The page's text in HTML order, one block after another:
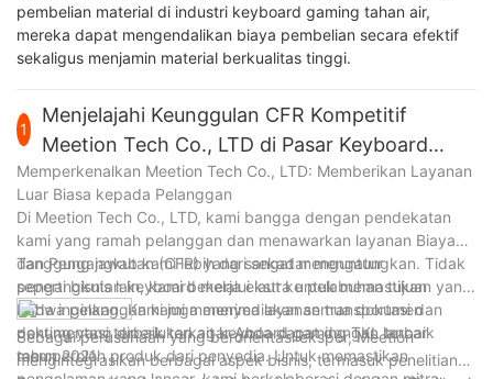
pembelian material di industri keyboard gaming tahan air,
mereka dapat mengendalikan biaya pembelian secara efektif
sekaligus menjamin material berkualitas tinggi.
1
Menjelajahi Keunggulan CFR Kompetitif
Meetion Tech Co., LTD di Pasar Keyboard
Gaming TKL Terbaik 2021
Memperkenalkan Meetion Tech Co., LTD: Memberikan Layanan
Luar Biasa kepada Pelanggan
Di Meetion Tech Co., LTD, kami bangga dengan pendekatan
kami yang ramah pelanggan dan menawarkan layanan Biaya
dan Pengangkutan (CFR) yang sangat menguntungkan. Tidak
seperti bisnis lain, kami bekerja ekstra untuk memastikan
bahwa pelanggan kami menerima layanan transportasi dan
dokumentasi terbaik terkait keyboard gaming TKL terbaik
tahun 2021.
Tanggung jawab kami lebih dari sekadar mengatur
pengangkutan keyboard melalui laut ke pelabuhan tujuan yang
Anda inginkan. Kami juga menyediakan semua dokumen
penting yang diperlukan agar Anda dapat dengan lancar
memperoleh produk dari penyedia. Untuk memastikan
Sebagai perusahaan yang berorientasi ekspor, Meetion
mengintegrasikan berbagai aspek bisnis, termasuk penelitian